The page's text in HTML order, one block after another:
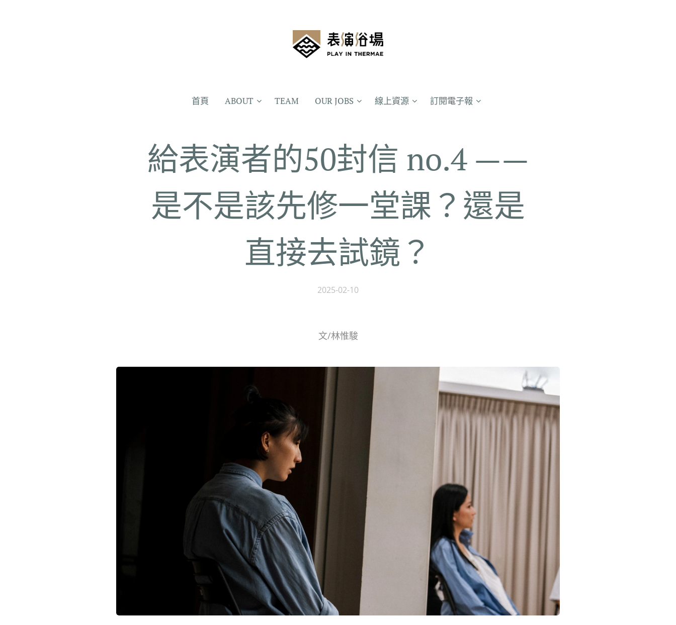
首頁 ABOUT TEAM OUR JOBS 線上資源 訂閱電子報
給表演者的50封信 no.4 ——
是不是該先修一堂課？還是
直接去試鏡？
2025-02-10
文/林惟駿